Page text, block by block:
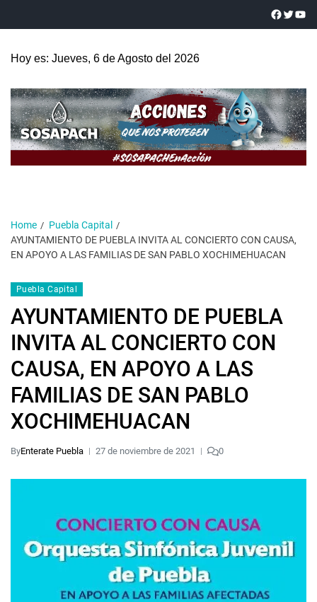
Hoy es: Jueves, 6 de Agosto del 2026
Home
Puebla Capital
AYUNTAMIENTO DE PUEBLA INVITA AL CONCIERTO CON CAUSA,
EN APOYO A LAS FAMILIAS DE SAN PABLO XOCHIMEHUACAN
Puebla Capital
AYUNTAMIENTO DE PUEBLA
INVITA AL CONCIERTO CON
CAUSA, EN APOYO A LAS
FAMILIAS DE SAN PABLO
XOCHIMEHUACAN
ByEnterate Puebla 27 de noviembre de 2021 0